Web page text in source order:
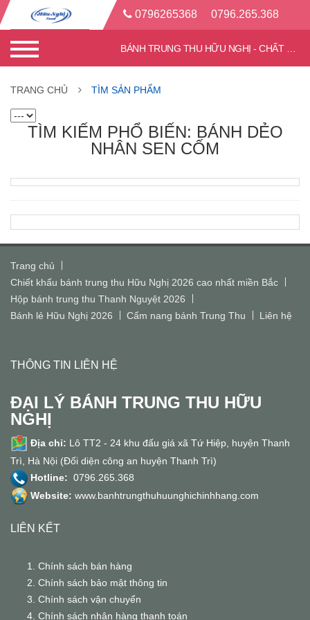
0796265368 0796.265.368
TRANG CHỦ TÌM SẢN PHẨM
TÌM KIẾM PHỔ BIẾN: BÁNH DẺO
NHÂN SEN CỐM
Trang chủ
Chiết khấu bánh trung thu Hữu Nghị 2026 cao nhất miền Bắc
Hộp bánh trung thu Thanh Nguyệt 2026
Bánh lẻ Hữu Nghị 2026
Cẩm nang bánh Trung Thu Liên hệ
THÔNG TIN LIÊN HỆ
ĐẠI LÝ BÁNH TRUNG THU HỮU
NGHỊ
Địa chỉ: Lô TT2 - 24 khu đấu giá xã Tứ Hiệp, huyện Thanh
Trì, Hà Nội (Đối diện công an huyện Thanh Trì)
Hotline: 0796.265.368
Website: www.banhtrungthuhuunghichinhhang.com
LIÊN KẾT
Chính sách bán hàng
Chính sách bảo mật thông tin
Chính sách vận chuyển
Chính sách nhận hàng thanh toán